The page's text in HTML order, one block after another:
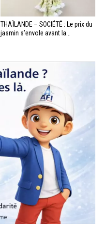
THAÏLANDE – SOCIÉTÉ : Le prix du
jasmin s’envole avant la...